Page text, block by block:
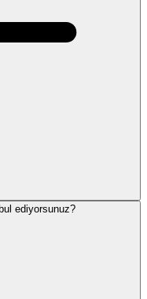
ediyorsunuz?